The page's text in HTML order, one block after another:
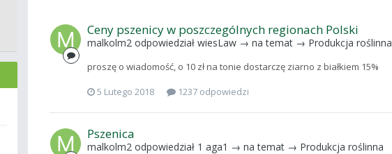
Ceny pszenicy w poszczególnych regionach Polski
malkolm2 odpowiedział wiesLaw → na temat → Produkcja roślinna
proszę o wiadomość, o 10 zł na tonie dostarczę ziarno z białkiem 15%
5 Lutego 2018
1237 odpowiedzi
Pszenica
malkolm2 odpowiedział 1 aga1 → na temat → Produkcja roślinna